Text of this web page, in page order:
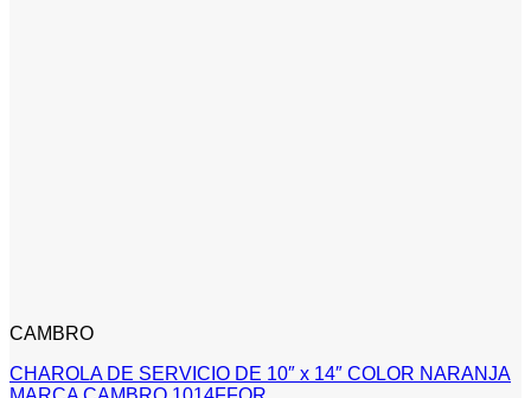
CAMBRO
CHAROLA DE SERVICIO DE 10″ x 14″ COLOR NARANJA